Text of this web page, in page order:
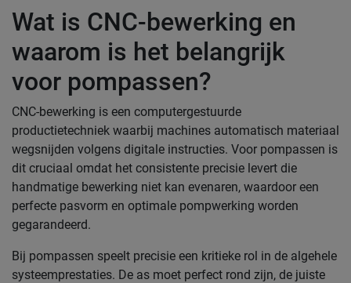
Wat is CNC-bewerking en
waarom is het belangrijk
voor pompassen?
CNC-bewerking is een computergestuurde
productietechniek waarbij machines automatisch materiaal
wegsnijden volgens digitale instructies. Voor pompassen is
dit cruciaal omdat het consistente precisie levert die
handmatige bewerking niet kan evenaren, waardoor een
perfecte pasvorm en optimale pompwerking worden
gegarandeerd.
Bij pompassen speelt precisie een kritieke rol in de algehele
systeemprestaties. De as moet perfect rond zijn, de juiste